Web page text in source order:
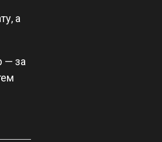
а
— за